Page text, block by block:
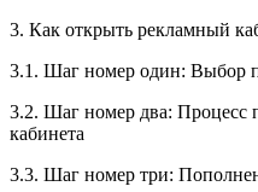
3. Как открыть рекламный
3.1. Шаг номер один: Выбор
3.2. Шаг номер два: Процесс
кабинета
3.3. Шаг номер три: